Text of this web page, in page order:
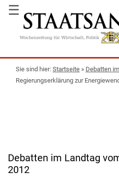
☰
Startseite » Debatten
Regierungserklärung zur
Debatten im Landtag
2012